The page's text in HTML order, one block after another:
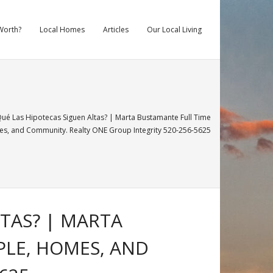
Local Homes Articles Our Local Living
Las Hipotecas Siguen Altas? | Marta Bustamante Full Time
and Community. Realty ONE Group Integrity 520-256-5625
| MARTA
HOMES, AND